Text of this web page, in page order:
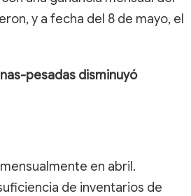
y a fecha del 8 de mayo, el
pesadas disminuyó
en abril.
de inventarios de